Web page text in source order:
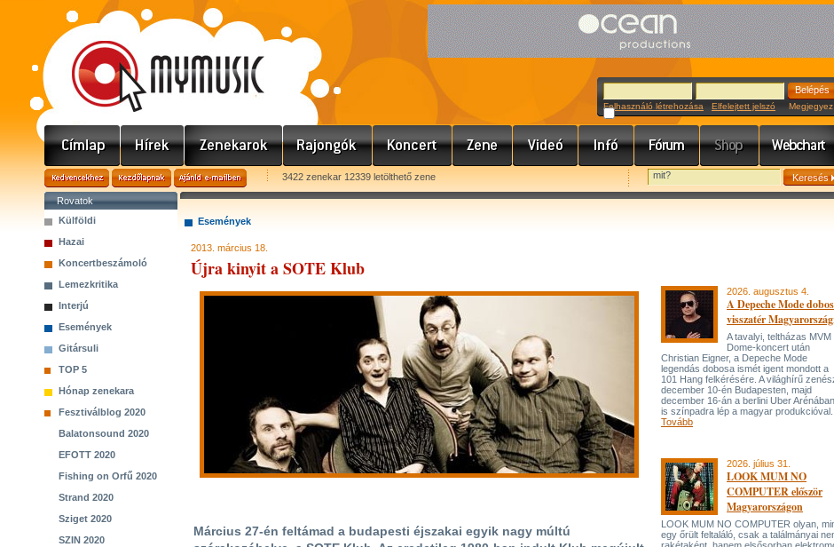
Felhasználó létrehozása Elfelejtett jelszó Megjegyez
3422 zenekar 12339 letölthető zene
Rovatok
Külföldi
Hazai
Koncertbeszámoló
Lemezkritika
Interjú
Események
Gitársuli
TOP 5
Hónap zenekara
Fesztiválblog 2020
Balatonsound 2020
EFOTT 2020
Fishing on Orfű 2020
Strand 2020
Sziget 2020
SZIN 2020
Események
2013. március 18.
Újra kinyit a SOTE Klub
Március 27-én feltámad a budapesti éjszakai egyik nagy múltú
2026. augusztus 4.
A Depeche Mode
visszatér
A tavalyi, teltházas MVM
Dome-koncert után
Christian Eigner, a Depeche Mode
legendás dobosa ismét igent mondott a
101 Hang felkérésére. A világhírű
december 10-én Budapesten, majd
december 16-án a berlini Uber Arénában
is színpadra lép a magyar produkcióval.
Tovább
2026. július 31.
LOOK MUM NO
COMPUTER először
Magyarországon
LOOK MUM NO COMPUTER olyan,
egy őrült feltaláló, csak a találmányai